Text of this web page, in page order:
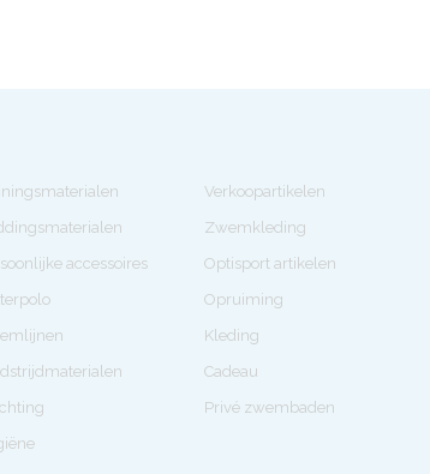
accessoires
Verkoopartikelen
Zwemkleding
Optisport artikelen
Opruiming
Kleding
Cadeau
Privé zwembaden